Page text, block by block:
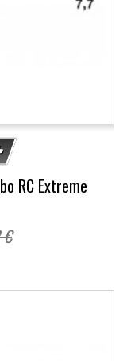
RC Extreme
€